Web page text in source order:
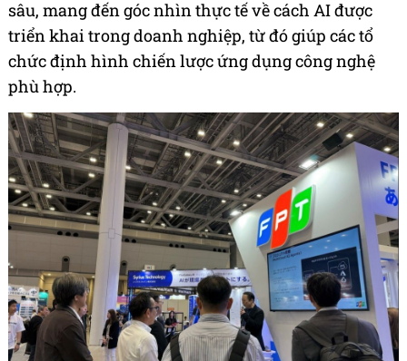
sâu, mang đến góc nhìn thực tế về cách AI được
triển khai trong doanh nghiệp, từ đó giúp các tổ
chức định hình chiến lược ứng dụng công nghệ
phù hợp.